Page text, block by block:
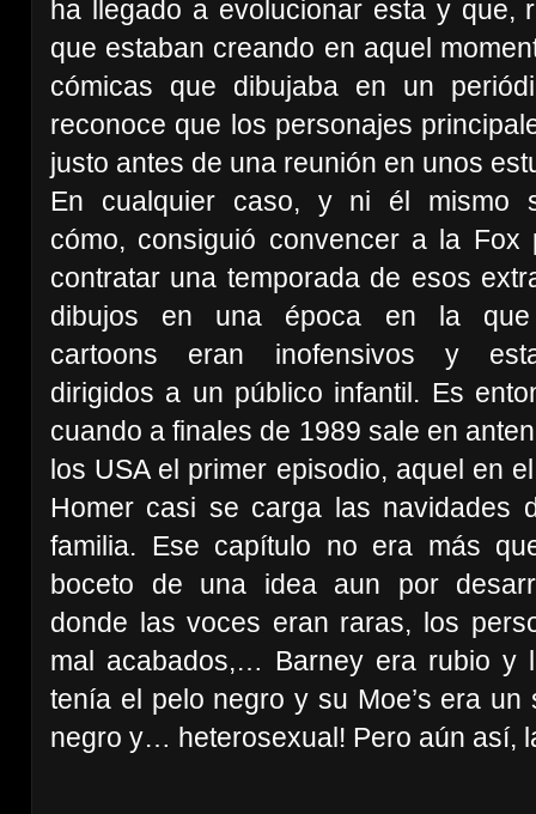
ha llegado a evolucionar esta y que,
que estaban creando en aquel
cómicas que dibujaba en un
reconoce que los personajes
justo antes de una reunión en unos
En cualquier caso, y ni él mismo
cómo, consiguió convencer a la Fox
contratar una temporada de esos
dibujos en una época en la
cartoons eran inofensivos y
dirigidos a un público infantil. Es
cuando a finales de 1989 sale en
los USA el primer episodio, aquel en
Homer casi se carga las navidades
familia. Ese capítulo no era más
boceto de una idea aun por
donde las voces eran raras, los
mal acabados,… Barney era rubio y
tenía el pelo negro y su Moe’s era
negro y… heterosexual! Pero aún así,